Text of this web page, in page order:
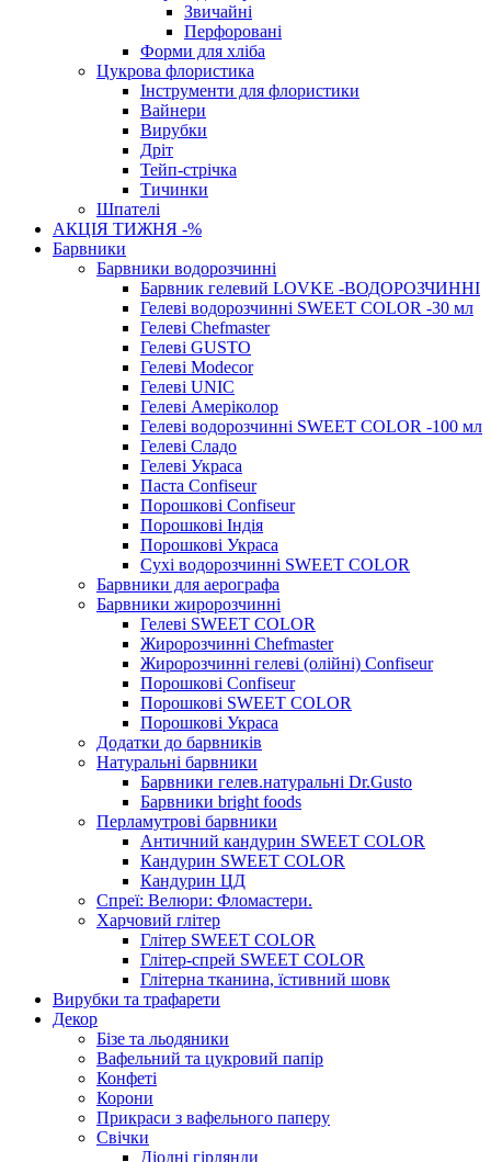
Звичайні
Перфоровані
Форми для хліба
Цукрова флористика
Інструменти для флористики
Вайнери
Вирубки
Дріт
Тейп-стрічка
Тичинки
Шпателі
АКЦІЯ ТИЖНЯ -%
Барвники
Барвники водорозчинні
Барвник гелевий LOVKE -ВОДОРОЗЧИННІ
Гелеві водорозчинні SWEET COLOR -30 мл
Гелеві Chefmaster
Гелеві GUSTO
Гелеві Modecor
Гелеві UNIC
Гелеві Амеріколор
Гелеві водорозчинні SWEET COLOR -100 мл
Гелеві Сладо
Гелеві Украса
Паста Confiseur
Порошкові Confiseur
Порошкові Індія
Порошкові Украса
Сухі водорозчинні SWEET COLOR
Барвники для аерографа
Барвники жиророзчинні
Гелеві SWEET COLOR
Жиророзчинні Chefmaster
Жиророзчинні гелеві (олійні) Confiseur
Порошкові Confiseur
Порошкові SWEET COLOR
Порошкові Украса
Додатки до барвників
Натуральні барвники
Барвники гелев.натуральні Dr.Gusto
Барвники bright foods
Перламутрові барвники
Античний кандурин SWEET COLOR
Кандурин SWEET COLOR
Кандурин ЦД
Спреї: Велюри: Фломастери.
Харчовий глітер
Глітер SWEET COLOR
Глітер-спрей SWEET COLOR
Глітерна тканина, їстивний шовк
Вирубки та трафарети
Декор
Бізе та льодяники
Вафельний та цукровий папір
Конфеті
Корони
Прикраси з вафельного паперу
Свічки
Діодні гірлянди